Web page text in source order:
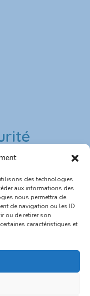
des technologies
aux informations des
nous permettra de
de navigation ou les ID
ou de retirer son
caractéristiques et